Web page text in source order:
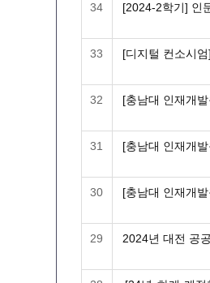
34 [2024-2학기] 인
33 [디지털 컨소시
32 [충남대 인재개
31 [충남대 인재개
30 [충남대 인재개
29 2024년 대전 공